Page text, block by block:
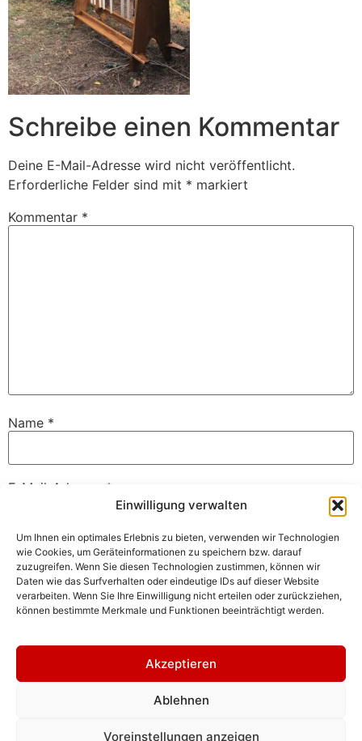
Einwilligung verwalten
Um Ihnen ein optimales Erlebnis zu bieten, verwenden wir Technologien
wie Cookies, um Geräteinformationen zu speichern bzw. darauf
zuzugreifen. Wenn Sie diesen Technologien zustimmen, können wir
Daten wie das Surfverhalten oder eindeutige IDs auf dieser Website
verarbeiten. Wenn Sie Ihre Einwilligung nicht erteilen oder zurückziehen,
können bestimmte Merkmale und Funktionen beeinträchtigt werden.
Akzeptieren
Ablehnen
Voreinstellungen anzeigen
Schreibe einen Kommentar
Deine E-Mail-Adresse wird nicht veröffentlicht.
Erforderliche Felder sind mit * markiert
Kommentar *
Name *
E-Mail-Adresse *
Website
Dienstleistungen.